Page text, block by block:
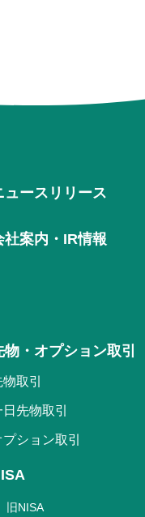
ュースリリース
社案内・IR情報
物・オプション取引
物取引
先物取引
プション取引
旧NISA